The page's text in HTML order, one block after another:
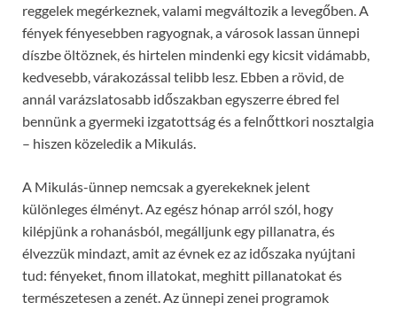
reggelek megérkeznek, valami megváltozik a levegőben. A
fények fényesebben ragyognak, a városok lassan ünnepi
díszbe öltöznek, és hirtelen mindenki egy kicsit vidámabb,
kedvesebb, várakozással telibb lesz. Ebben a rövid, de
annál varázslatosabb időszakban egyszerre ébred fel
bennünk a gyermeki izgatottság és a felnőttkori nosztalgia
– hiszen közeledik a Mikulás.
A Mikulás-ünnep nemcsak a gyerekeknek jelent
különleges élményt. Az egész hónap arról szól, hogy
kilépjünk a rohanásból, megálljunk egy pillanatra, és
élvezzük mindazt, amit az évnek ez az időszaka nyújtani
tud: fényeket, finom illatokat, meghitt pillanatokat és
természetesen a zenét. Az ünnepi zenei programok